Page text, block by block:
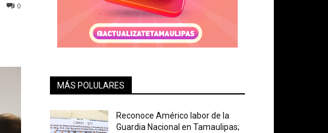
0
MÁS POLULARES
Reconoce Américo labor de la
Guardia Nacional en Tamaulipas;